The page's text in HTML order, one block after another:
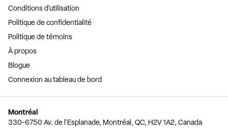
Conditions d'utilisation
Politique de confidentialité
Politique de témoins
À propos
Blogue
Connexion au tableau de bord
Montréal
330-6750 Av. de l'Esplanade, Montréal, QC, H2V 1A2, Canada